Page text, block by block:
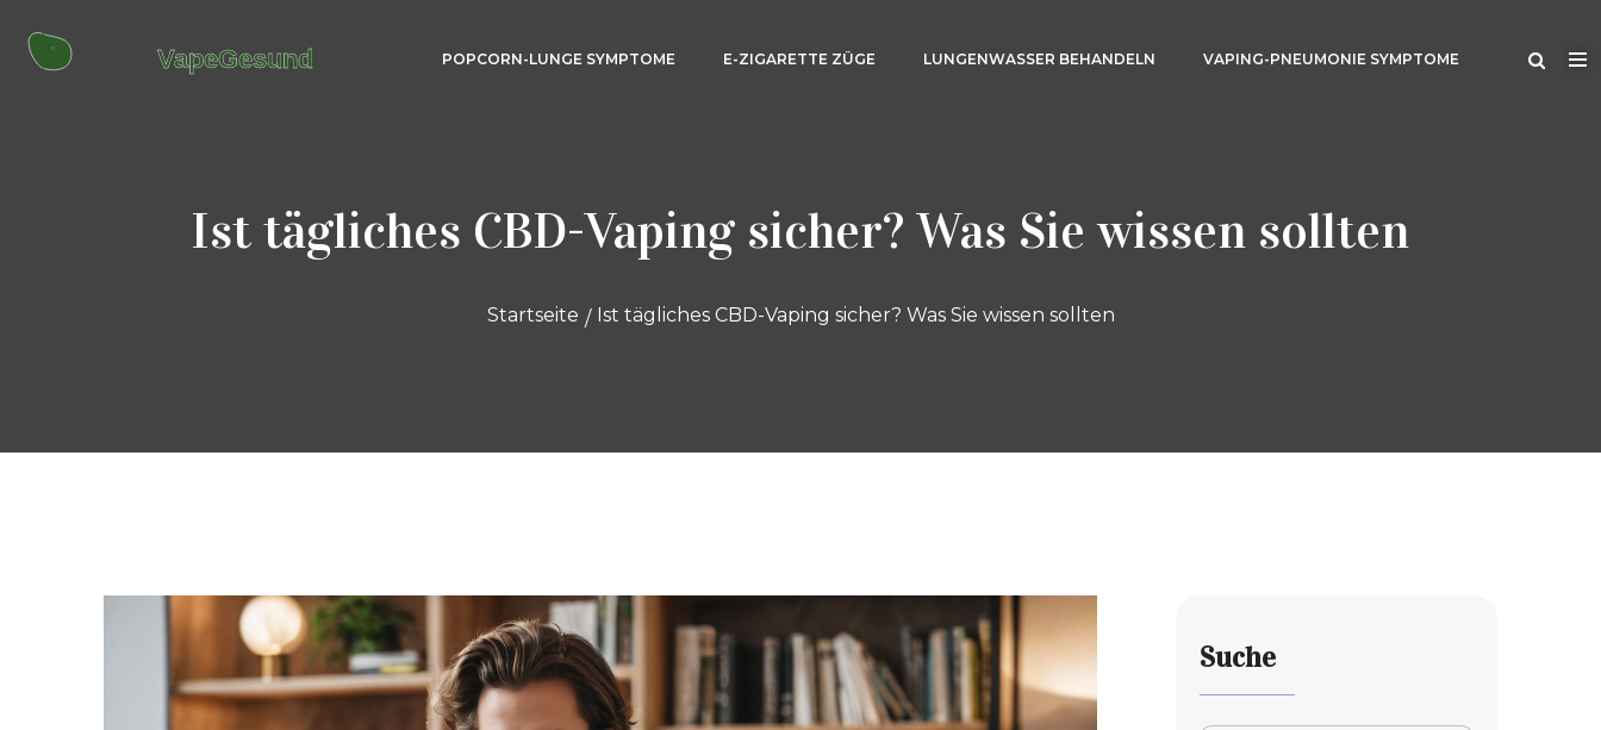
POPCORN-LUNGE SYMPTOME E-ZIGARETTE ZÜGE LUNGENWASSER BEHANDELN VAPING-PNEUMONIE SYMPTOME
Ist tägliches CBD-Vaping sicher? Was Sie wissen sollten
Startseite Ist tägliches CBD-Vaping sicher? Was Sie wissen sollten
Suche